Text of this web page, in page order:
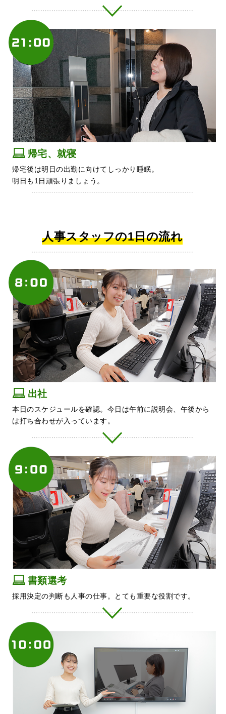
帰宅、就寝
帰宅後は明日の出勤に向けてしっかり睡眠。
明日も1日頑張りましょう。
人事スタッフの1日の流れ
出社
本日のスケジュールを確認。今日は午前に説明会、午後から
は打ち合わせが入っています。
書類選考
採用決定の判断も人事の仕事。とても重要な役割です。